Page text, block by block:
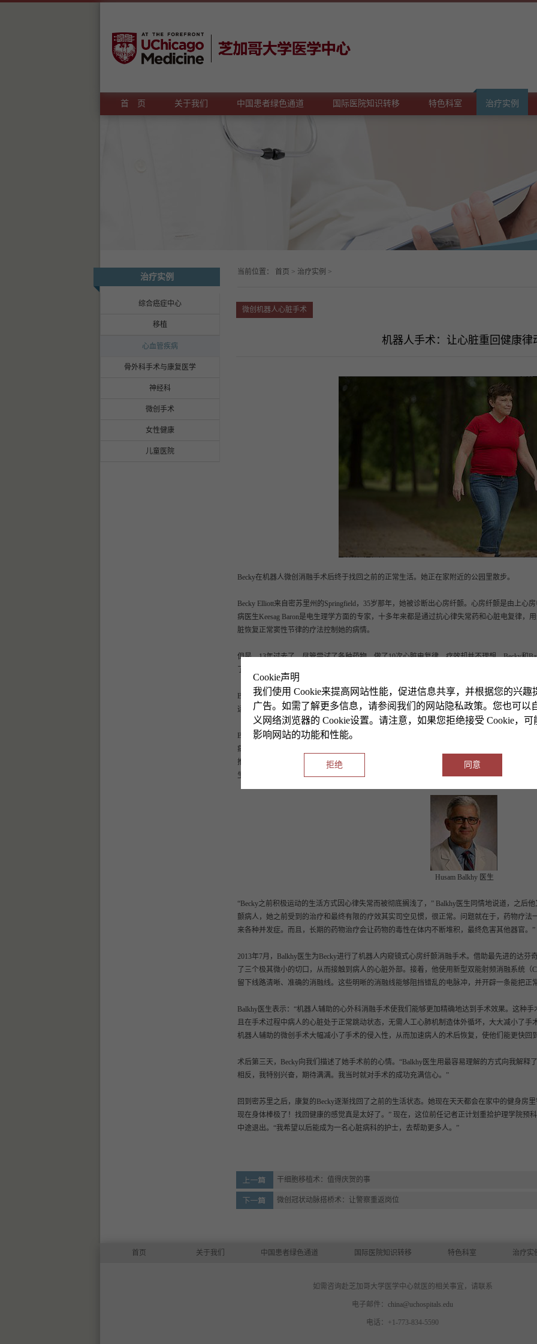
首 页 关于我们 中国患者绿色通道 国际医院知识转移 特色科室 治疗实例
治疗实例
综合癌症中心
移植
心血管疾病
骨外科手术与康复医学
神经科
微创手术
女性健康
儿童医院
当前位置： 首页 > 治疗实例 >
微创机器人心脏手术
机器人手术：让心脏重回健康律
Becky在机器人微创消融手术后终于找回之前的正常生活。她正在家附近的公园里散步。
Becky Elliott来自密苏里州的Springfield，35岁那年，她被诊断出心房纤颤。心房纤颤是由上心
病医生Keesag Baron是电生理学方面的专家，十多年来都是通过抗心律失常药和心脏电复律，
脏恢复正常窦性节律的疗法控制她的病情。
但是，13年过去了，尽管尝试了各种药物，做了10次心脏电复律，疗效却并不理想。Becky和
了。
Becky说道：“我开始变得容易疲劳，常常累到连做做园艺、清扫房子甚至洗澡的力气都没有
远足。
Baron医生为Becky推荐了芝加哥大学医学中心的心外科医生Husam Balkhy。Balkhy医生是机
病、心脏瓣膜疾病及其他一系列心脏疾病的机器人手术治疗有着十足的经验。“Balkhy医生不
推荐过去的病人们都特别爱他。”Baron医生另外告诉我们，许多年来，每当遇到治疗难度极高
生那儿。
Husam Balkhy 医生
“Becky之前积极运动的生活方式因心律失常而被彻底搁浅了，” Balkhy医生同情地说道，之后
颤病人，她之前受到的治疗和最终有限的疗效其实司空见惯，很正常。问题就在于，药物疗
来各种并发症。而且，长期的药物治疗会让药物的毒性在体内不断堆积，最终危害其他器官。”
2013年7月，Balkhy医生为Becky进行了机器人内窥镜式心房纤颤消融手术。借助最先进的达芬
了三个极其微小的切口，从而接触到病人的心脏外部。接着，他使用新型双能射频消融系统
留下线路清晰、准确的消融线。这些明晰的消融线能够阻挡错乱的电脉冲，并开辟一条能把正
Balkhy医生表示：“机器人辅助的心外科消融手术使我们能够更加精确地达到手术效果。这种
且在手术过程中病人的心脏处于正常跳动状态，无需人工心肺机制造体外循坏，大大减小了手
机器人辅助的微创手术大幅减小了手术的侵入性，从而加速病人的术后恢复，使他们能更快回
术后第三天，Becky向我们描述了她手术前的心情。“Balkhy医生用最容易理解的方式向我解释
相反，我特别兴奋，期待满满。我当时就对手术的成功充满信心。”
回到密苏里之后，康复的Becky逐渐找回了之前的生活状态。她现在天天都会在家中的健身房
现在身体棒极了！找回健康的感觉真是太好了。” 现在，这位前任记者正计划重拾护理学院预
中途退出。“我希望以后能成为一名心脏病科的护士，去帮助更多人。”
干细胞移植术：值得庆贺的事
微创冠状动脉搭桥术：让警察重返岗位
首页 关于我们 中国患者绿色通道 国际医院知识转移 特色科室 治疗实
如需咨询赴芝加哥大学医学中心就医的相关事宜，请联系
电子邮件：china@uchospitals.edu
电话：+1-773-834-5590
Cookie声明
我们使用 Cookie来提高网站性能，促进信息共享，并根据您的兴趣
广告。如需了解更多信息，请参阅我们的网站隐私政策。您也可以
义网络浏览器的 Cookie设置。请注意，如果您拒绝接受 Cookie，可
影响网站的功能和性能。
拒绝 同意